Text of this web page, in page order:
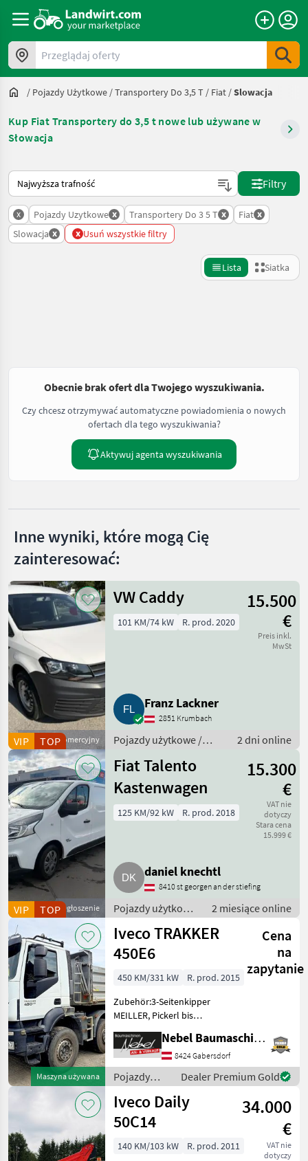
Przeglądaj oferty
/ Pojazdy Użytkowe /Transportery Do 3,5 T / Fiat /Slowacja
Kup Fiat Transportery do 3,5 t nowe lub używane w
Słowacja
Tak sortuje się na Landwirt.com
Filtry
x Pojazdy Uzytkowe x Transportery Do 3 5 T x Fiat x
Slowacja x x Usuń wszystkie filtry
Lista Siatka
Obecnie brak ofert dla Twojego wyszukiwania.
Czy chcesz otrzymywać automatyczne powiadomienia o nowych
ofertach dla tego wyszukiwania?
Aktywuj agenta wyszukiwania
Inne wyniki, które mogą Cię
zainteresować:
Dostawca komercyjny
VIP TOP
VW Caddy
15.500
€
Preis inkl.
MwSt
101 KM/74 kW R. prod. 2020
Franz Lackner
2851 Krumbach
Pojazdy użytkowe /
2 dni online
Ogłoszenie
VIP TOP
Fiat Talento
Kastenwagen
15.300
€
VAT nie
dotyczy
Stara cena
15.999 €
125 KM/92 kW R. prod. 2018
daniel knechtl
8410 st georgen an der stiefing
Pojazdy użytkowe
/ Ciężarówki
2 miesiące online
Maszyna używana
Iveco TRAKKER
450E6
Cena
na
zapytanie
450 KM/331 kW
R. prod. 2015
Zubehör:3-Seitenkipper
MEILLER, Pickerl bis
8x4, Mechaniczna/ręczna
skrzynia biegów, :
Mechaniczna/ręczna
skrzynia biegów Pojazdy
użytkowe C
Nebel Baumaschinen
8424 Gabersdorf
Pojazdy
użytkowe /
Iveco
Dealer Premium Gold
Iveco Daily
50C14
34.000
€
VAT nie
dotyczy
140 KM/103 kW
R. prod. 2011